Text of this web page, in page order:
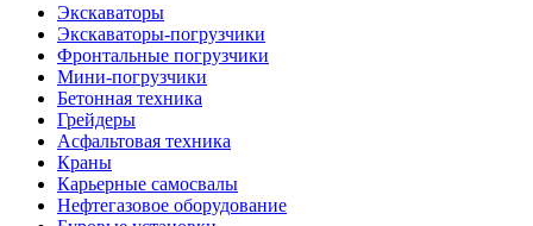
Экскаваторы
Экскаваторы-погрузчики
Фронтальные погрузчики
Мини-погрузчики
Бетонная техника
Грейдеры
Асфальтовая техника
Краны
Карьерные самосвалы
Нефтегазовое оборудование